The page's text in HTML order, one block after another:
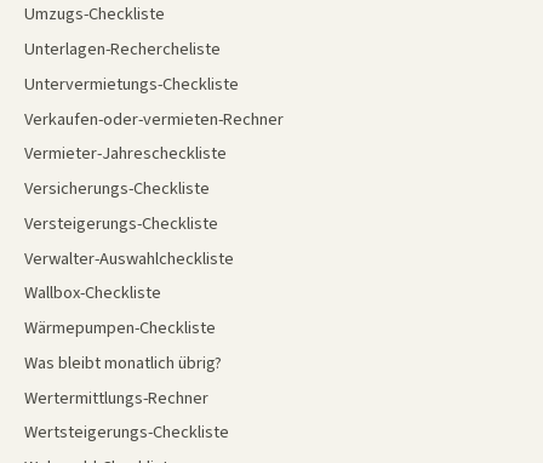
Umzugs-Checkliste
Unterlagen-Rechercheliste
Untervermietungs-Checkliste
Verkaufen-oder-vermieten-Rechner
Vermieter-Jahrescheckliste
Versicherungs-Checkliste
Versteigerungs-Checkliste
Verwalter-Auswahlcheckliste
Wallbox-Checkliste
Wärmepumpen-Checkliste
Was bleibt monatlich übrig?
Wertermittlungs-Rechner
Wertsteigerungs-Checkliste